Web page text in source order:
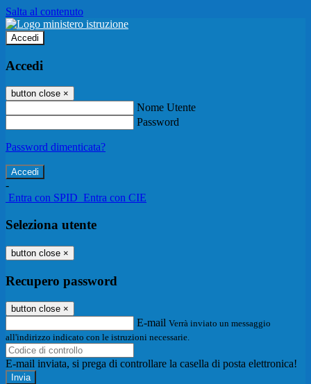
Salta al contenuto
Accedi
Accedi
button close ×
Nome Utente
Password
Password dimenticata?
-
Entra con SPID Entra con CIE
Seleziona utente
button close ×
Recupero password
button close ×
E-mail Verrà inviato un messaggio
all'indirizzo indicato con le istruzioni necessarie.
E-mail inviata, si prega di controllare la casella di posta elettronica!